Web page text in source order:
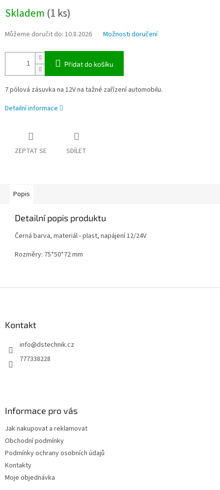
cena:
Skladem (1 ks)
Můžeme doručit do: 10.8.2026 Možnosti doručení
Přidat do košíku
7 pólová zásuvka na 12V na tažné zařízení automobilu.
Detailní informace
ZEPTAT SE SDÍLET
Popis
Detailní popis produktu
Černá barva, materiál - plast, napájení 12/24V
Rozměry: 75*50*72 mm
Kontakt
info@dstechnik.cz
777338228
Informace pro vás
Jak nakupovat a reklamovat
Obchodní podmínky
Podmínky ochrany osobních údajů
Kontakty
Moje objednávka